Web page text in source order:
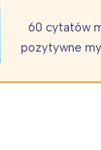
60 cytatów
pozytywne